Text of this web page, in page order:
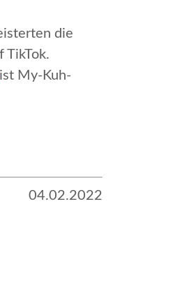
die
TikTok.
My-Kuh-
04.02.2022